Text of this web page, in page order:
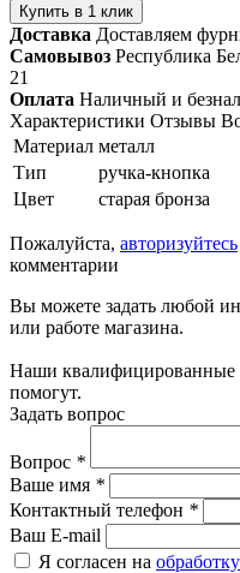
Купить в 1 клик
Доставка Доставляем
Самовывоз Республика
21
Оплата Наличный и
Характеристики Отзывы
Материал металл
Тип
ручка-кнопка
Цвет
старая бронза
Пожалуйста, авторизуйтесь
комментарии
Вы можете задать любой
или работе магазина.
Наши квалифицированные
помогут.
Задать вопрос
Вопрос *
Ваше имя *
Контактный телефон *
Ваш E-mail
Я согласен на